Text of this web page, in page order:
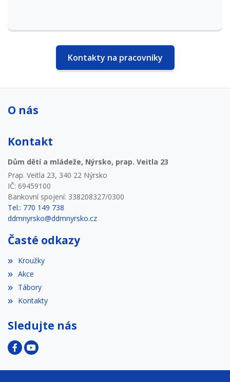
Kontakty na pracovníky
O nás
Kontakt
Dům dětí a mládeže, Nýrsko, prap. Veitla 23
Prap. Veitla 23, 340 22 Nýrsko
IČ: 69459100
Bankovní spojení: 338208327/0300
Tel.: 770 149 738
ddmnyrsko@ddmnyrsko.cz
Časté odkazy
Kroužky
Akce
Tábory
Kontakty
Sledujte nás